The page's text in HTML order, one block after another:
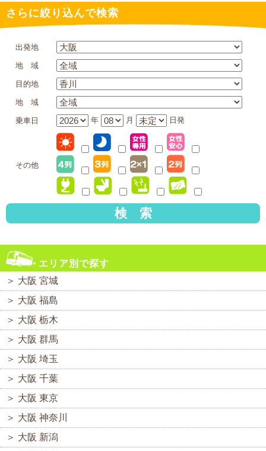
さらに絞り込んで検索
出発地
地 域
目的地
地 域
乗車日 年 月 日発
その他
検 索
エリア別で探す
＞ 大阪 宮城
＞ 大阪 福島
＞ 大阪 栃木
＞ 大阪 群馬
＞ 大阪 埼玉
＞ 大阪 千葉
＞ 大阪 東京
＞ 大阪 神奈川
＞ 大阪 新潟